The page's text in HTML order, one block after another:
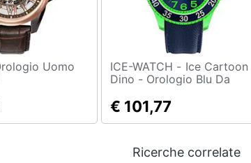
ICE-WATCH - Ice Cartoon
Dino - Orologio Blu Da
Silicone - 017735 (small)
€ 101,77
Ricerche correlate